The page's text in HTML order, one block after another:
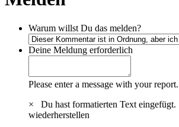
Warum willst Du das melden?
Deine Meldung erforderlich
Please enter a message with your report.
×
Du hast formatierten Text eingefügt.
wiederherstellen